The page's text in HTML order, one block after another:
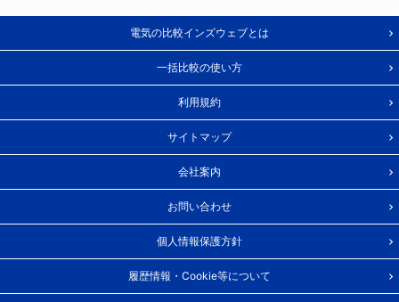
電気の比較インズウェブとは
一括比較の使い方
利用規約
サイトマップ
会社案内
お問い合わせ
個人情報保護方針
履歴情報・Cookie等について